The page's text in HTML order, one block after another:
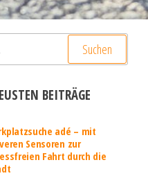
BEITRÄGE
adé – mit
Sensoren zur
Fahrt durch die